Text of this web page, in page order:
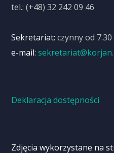
tel.: (+48) 32 242 09 46
Sekretariat: czynny od 7.30
e-mail:
Deklaracja dostępności
Zdjęcia wykorzystane na